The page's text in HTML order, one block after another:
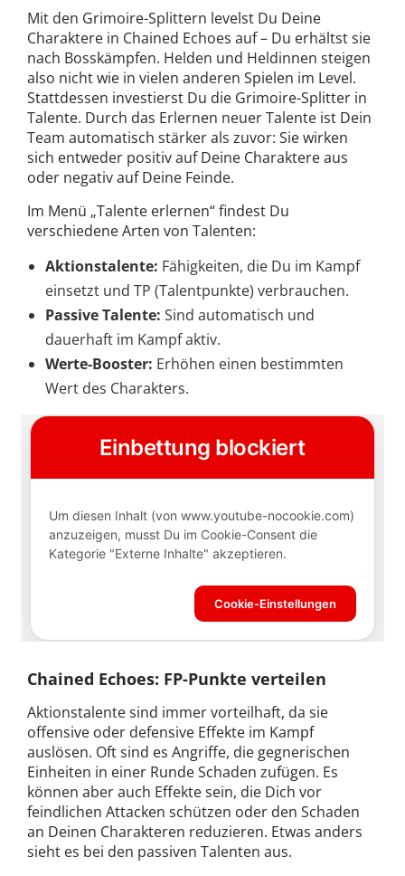
Mit den Grimoire-Splittern levelst Du Deine
Charaktere in Chained Echoes auf – Du erhältst sie
nach Bosskämpfen. Helden und Heldinnen steigen
also nicht wie in vielen anderen Spielen im Level.
Stattdessen investierst Du die Grimoire-Splitter in
Talente. Durch das Erlernen neuer Talente ist Dein
Team automatisch stärker als zuvor: Sie wirken
sich entweder positiv auf Deine Charaktere aus
oder negativ auf Deine Feinde.
Im Menü „Talente erlernen“ findest Du
verschiedene Arten von Talenten:
Aktionstalente: Fähigkeiten, die Du im Kampf
einsetzt und TP (Talentpunkte) verbrauchen.
Passive Talente: Sind automatisch und
dauerhaft im Kampf aktiv.
Werte-Booster: Erhöhen einen bestimmten
Wert des Charakters.
Chained Echoes: FP-Punkte verteilen
Aktionstalente sind immer vorteilhaft, da sie
offensive oder defensive Effekte im Kampf
auslösen. Oft sind es Angriffe, die gegnerischen
Einheiten in einer Runde Schaden zufügen. Es
können aber auch Effekte sein, die Dich vor
feindlichen Attacken schützen oder den Schaden
an Deinen Charakteren reduzieren. Etwas anders
sieht es bei den passiven Talenten aus.